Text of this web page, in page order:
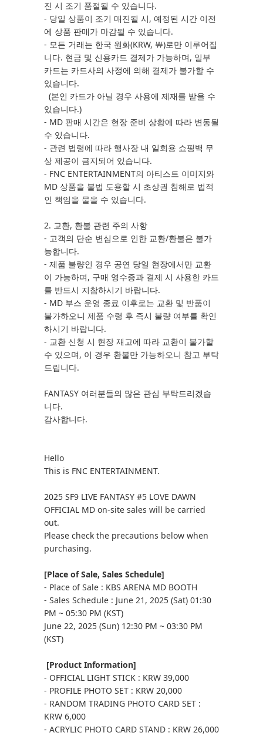
진 시 조기 품절될 수 있습니다.
- 당일 상품이 조기 매진될 시, 예정된 시간 이전
에 상품 판매가 마감될 수 있습니다.
- 모든 거래는 한국 원화(KRW, ￦)로만 이루어집
니다. 현금 및 신용카드 결제가 가능하며, 일부
카드는 카드사의 사정에 의해 결제가 불가할 수
있습니다.
(본인 카드가 아닐 경우 사용에 제재를 받을 수
있습니다.)
- MD 판매 시간은 현장 준비 상황에 따라 변동될
수 있습니다.
- 관련 법령에 따라 행사장 내 일회용 쇼핑백 무
상 제공이 금지되어 있습니다.
- FNC ENTERTAINMENT의 아티스트 이미지와
MD 상품을 불법 도용할 시 초상권 침해로 법적
인 책임을 물을 수 있습니다.
2. 교환, 환불 관련 주의 사항
- 고객의 단순 변심으로 인한 교환/환불은 불가
능합니다.
- 제품 불량인 경우 공연 당일 현장에서만 교환
이 가능하며, 구매 영수증과 결제 시 사용한 카드
를 반드시 지참하시기 바랍니다.
- MD 부스 운영 종료 이후로는 교환 및 반품이
불가하오니 제품 수령 후 즉시 불량 여부를 확인
하시기 바랍니다.
- 교환 신청 시 현장 재고에 따라 교환이 불가할
수 있으며, 이 경우 환불만 가능하오니 참고 부탁
드립니다.
FANTASY 여러분들의 많은 관심 부탁드리겠습
니다.
감사합니다.
Hello
This is FNC ENTERTAINMENT.
2025 SF9 LIVE FANTASY #5 LOVE DAWN
OFFICIAL MD on-site sales will be carried
out.
Please check the precautions below when
purchasing.
[Place of Sale, Sales Schedule]
- Place of Sale : KBS ARENA MD BOOTH
- Sales Schedule : June 21, 2025 (Sat) 01:30
PM ~ 05:30 PM (KST)
June 22, 2025 (Sun) 12:30 PM ~ 03:30 PM
(KST)
[Product Information]
- OFFICIAL LIGHT STICK : KRW 39,000
- PROFILE PHOTO SET : KRW 20,000
- RANDOM TRADING PHOTO CARD SET :
KRW 6,000
- ACRYLIC PHOTO CARD STAND : KRW 26,000